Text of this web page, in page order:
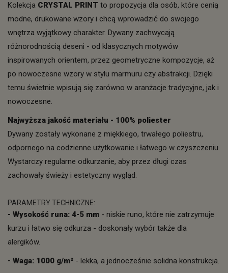
Kolekcja CRYSTAL PRINT to propozycja dla osób, które cenią
modne, drukowane wzory i chcą wprowadzić do swojego
wnętrza wyjątkowy charakter. Dywany zachwycają
różnorodnością deseni - od klasycznych motywów
inspirowanych orientem, przez geometryczne kompozycje, aż
po nowoczesne wzory w stylu marmuru czy abstrakcji. Dzięki
temu świetnie wpisują się zarówno w aranżacje tradycyjne, jak i
nowoczesne.
Najwyższa jakość materiału - 100% poliester
Dywany zostały wykonane z miękkiego, trwałego poliestru,
odpornego na codzienne użytkowanie i łatwego w czyszczeniu.
Wystarczy regularne odkurzanie, aby przez długi czas
zachowały świeży i estetyczny wygląd.
PARAMETRY TECHNICZNE:
- Wysokość runa: 4-5 mm - niskie runo, które nie zatrzymuje
kurzu i łatwo się odkurza - doskonały wybór także dla
alergików.
- Waga: 1000 g/m² - lekka, a jednocześnie solidna konstrukcja.